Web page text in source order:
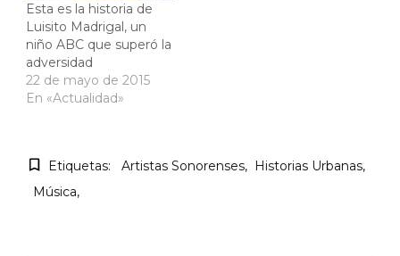
Esta es la historia de
Luisito Madrigal, un
niño ABC que superó la
adversidad
22 de mayo de 2015
En «Actualidad»
Etiquetas: Artistas Sonorenses
Historias Urbanas
Música